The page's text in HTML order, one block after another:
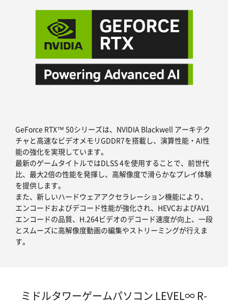
GeForce RTX™ 50シリーズは、NVIDIA Blackwell アーキテク
チャと高速なビデオメモリGDDR7を搭載し、演算性能・AI性
能の強化を実現しています。
最新のゲームタイトルではDLSS 4を使用することで、前世代
比、最大2倍の性能を発揮し、高解像度で滑らかなプレイ体験
を提供します。
また、新しいハードウェアアクセラレーション機能により、
エンコードおよびデコード性能が強化され、HEVCおよびAV1
エンコードの品質、H.264ビデオのデコード速度が向上、一段
とスムーズに高解像度動画の編集やストリーミングが行えま
す。
ミドルタワーゲームパソコン LEVEL∞ R-